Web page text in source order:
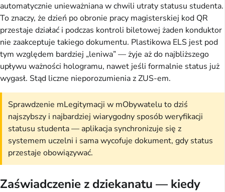
automatycznie unieważniana w chwili utraty statusu studenta.
To znaczy, że dzień po obronie pracy magisterskiej kod QR
przestaje działać i podczas kontroli biletowej żaden konduktor
nie zaakceptuje takiego dokumentu. Plastikowa ELS jest pod
tym względem bardziej „leniwa” — żyje aż do najbliższego
upływu ważności hologramu, nawet jeśli formalnie status już
wygasł. Stąd liczne nieporozumienia z ZUS-em.
Sprawdzenie mLegitymacji w mObywatelu to dziś
najszybszy i najbardziej wiarygodny sposób weryfikacji
statusu studenta — aplikacja synchronizuje się z
systemem uczelni i sama wycofuje dokument, gdy status
przestaje obowiązywać.
Zaświadczenie z dziekanatu — kiedy